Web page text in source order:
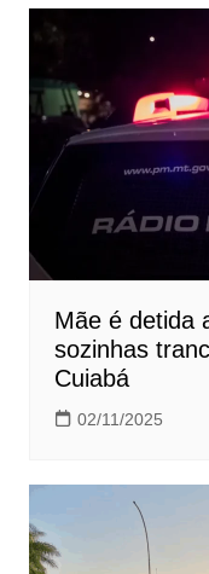
Mãe é detida
sozinhas
Cuiabá
02/11/2025